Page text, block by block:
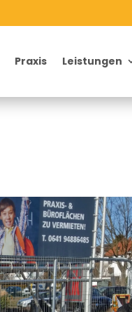
Praxis Leistungen